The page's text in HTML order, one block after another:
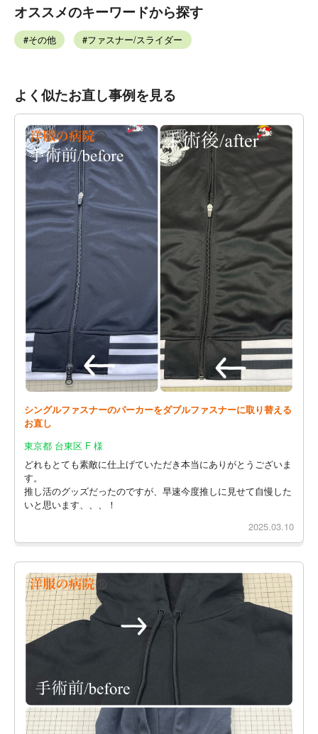
オススメのキーワードから探す
その他 ファスナー/スライダー
よく似たお直し事例を見る
シングルファスナーのパーカーをダブルファスナーに取り替える
お直し
東京都 台東区 F 様
どれもとても素敵に仕上げていただき本当にありがとうございま
す。
推し活のグッズだったのですが、早速今度推しに見せて自慢した
いと思います、、、！
2025.03.10